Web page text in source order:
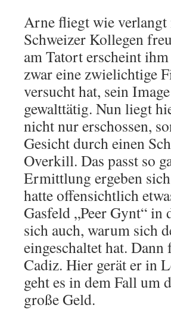
Arne fliegt wie
Schweizer Kollegen
am Tatort erscheint
zwar eine zwielichtige
versucht hat, sein
gewalttätig. Nun liegt
nicht nur erschossen,
Gesicht durch einen
Overkill. Das passt so
Ermittlung ergeben
hatte offensichtlich
Gasfeld „Peer Gynt“
sich auch, warum sich
eingeschaltet hat.
Cadiz. Hier gerät er in
geht es in dem Fall um
große Geld.